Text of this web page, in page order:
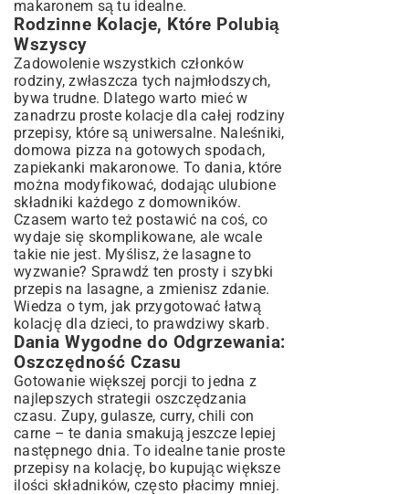
makaronem są tu idealne.
Rodzinne Kolacje, Które Polubią
Wszyscy
Zadowolenie wszystkich członków
rodziny, zwłaszcza tych najmłodszych,
bywa trudne. Dlatego warto mieć w
zanadrzu proste kolacje dla całej rodziny
przepisy, które są uniwersalne. Naleśniki,
domowa pizza na gotowych spodach,
zapiekanki makaronowe. To dania, które
można modyfikować, dodając ulubione
składniki każdego z domowników.
Czasem warto też postawić na coś, co
wydaje się skomplikowane, ale wcale
takie nie jest. Myślisz, że lasagne to
wyzwanie? Sprawdź ten prosty i szybki
przepis na lasagne, a zmienisz zdanie.
Wiedza o tym, jak przygotować łatwą
kolację dla dzieci, to prawdziwy skarb.
Dania Wygodne do Odgrzewania:
Oszczędność Czasu
Gotowanie większej porcji to jedna z
najlepszych strategii oszczędzania
czasu. Zupy, gulasze, curry, chili con
carne – te dania smakują jeszcze lepiej
następnego dnia. To idealne tanie proste
przepisy na kolację, bo kupując większe
ilości składników, często płacimy mniej.